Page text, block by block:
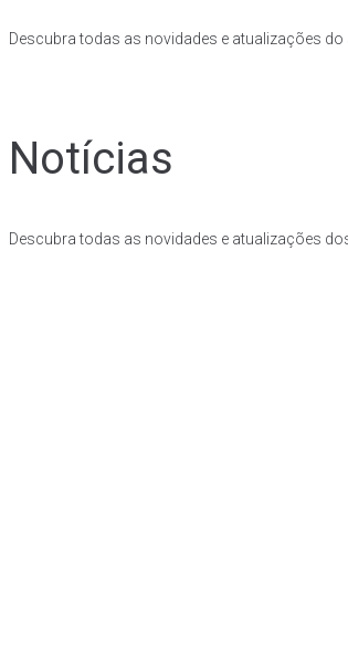
Descubra todas as novidades e atualizações do
Notícias
Descubra todas as novidades e atualizações